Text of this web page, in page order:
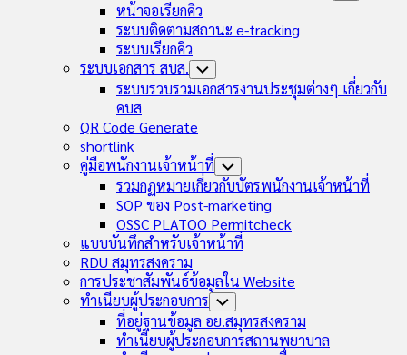
หน้าจอเรียกคิว
ระบบติดตามสถานะ e-tracking
ระบบเรียกคิว
ระบบเอกสาร สบส. Toggle
Child
Menu
ระบบรวบรวมเอกสารงานประชุมต่างๆ เกี่ยวกับ
คบส
QR Code Generate
shortlink
คู่มือพนักงานเจ้าหน้าที่ Toggle
Child
Menu
รวมกฏหมายเกี่ยวกับบัตรพนักงานเจ้าหน้าที่
SOP ของ Post-marketing
OSSC PLATOO Permitcheck
แบบบันทึกสำหรับเจ้าหน้าที่
RDU สมุทรสงคราม
การประชาสัมพันธ์ข้อมูลใน Website
ทำเนียบผู้ประกอบการ Toggle
Child
Menu
ที่อยู่ฐานข้อมูล อย.สมุทรสงคราม
ทำเนียบผู้ประกอบการสถานพยาบาล